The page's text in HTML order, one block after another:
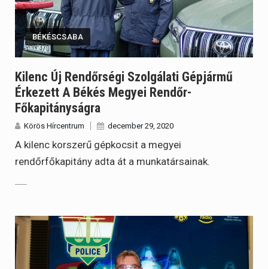
BÉKÉSCSABA
Kilenc Új Rendőrségi Szolgálati Gépjármű
Érkezett A Békés Megyei Rendőr-
Főkapitányságra
Körös Hírcentrum december 29, 2020
A kilenc korszerű gépkocsit a megyei
rendőrfőkapitány adta át a munkatársainak.